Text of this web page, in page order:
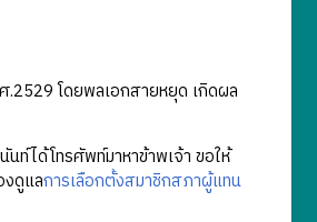
โดยพลเอกสายหยุด เกิดผล
ท์ได้โทรศัพท์มาหาข้าพเจ้า ขอให้
ดูแลการเลือกตั้งสมาชิกสภาผู้แทน